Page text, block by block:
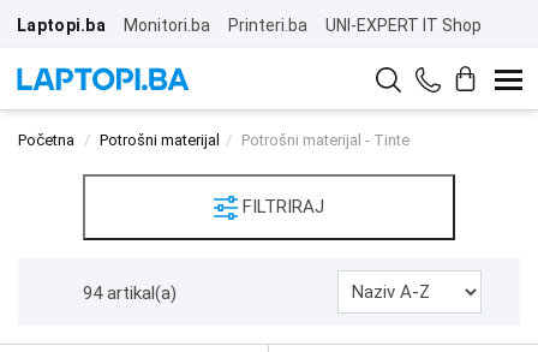
Laptopi.ba Monitori.ba Printeri.ba UNI-EXPERT IT Shop
Početna Potrošni materijal Potrošni materijal - Tinte
FILTRIRAJ
94 artikal(a)